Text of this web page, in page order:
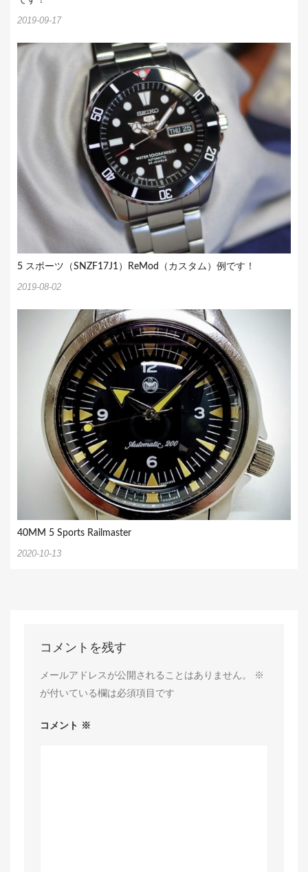
2019-09-17
5 スポーツ（SNZF17J1）ReMod（カスタム）例です！
2019-08-02
40MM 5 Sports Railmaster
2020-10-13
コメントを残す
メールアドレスが公開されることはありません。
※
が付いている欄は必須項目です
コメント ※